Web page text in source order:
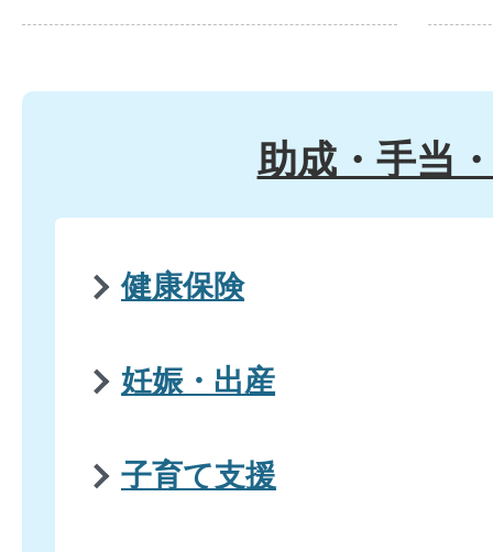
助成・手当
健康保険
妊娠・出産
子育て支援